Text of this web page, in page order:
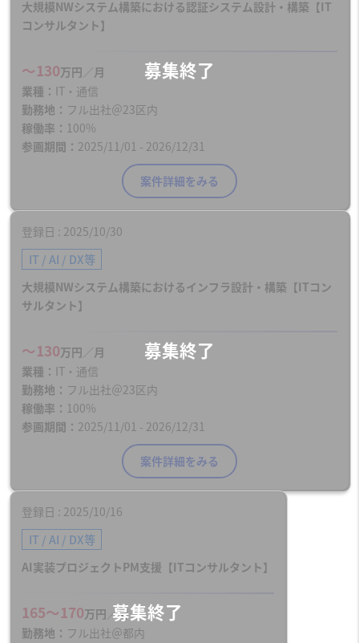
大規模NWシステム構築における認証システム設計・構築【IT
コンサルタント】
〜130万円／月
業種
IT・通信
勤務地
フル出社＠23区内
稼働率
100%
参画期間
2025/11/01 - 2026/12/31
案件詳細をみる
登録日 2025/10/30
IT / AI / DX等
大規模NWシステム構築におけるインフラ設計・構築【ITコン
サルタント】
〜130万円／月
業種
IT・通信
勤務地
フル出社＠23区内
稼働率
100%
参画期間
2025/11/01 - 2026/12/31
案件詳細をみる
登録日 2025/10/16
IT / AI / DX等
AI実装プロジェクトPM支援【ITコンサルタント】
165〜170万円／月
勤務地
フル出社＠都内